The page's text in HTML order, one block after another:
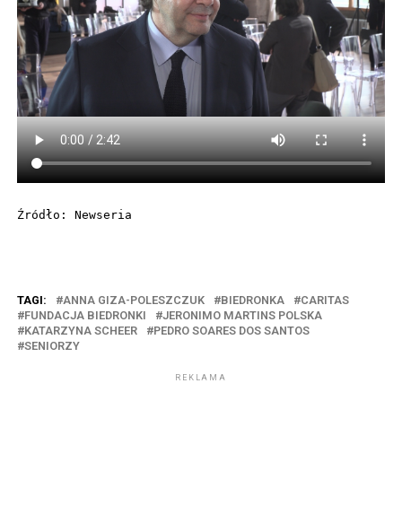
Źródło: Newseria
TAGI: ANNA GIZA-POLESZCZUK BIEDRONKA
CARITAS
FUNDACJA BIEDRONKI
JERONIMO MARTINS POLSKA
KATARZYNA SCHEER
PEDRO SOARES DOS SANTOS
SENIORZY
REKLAMA